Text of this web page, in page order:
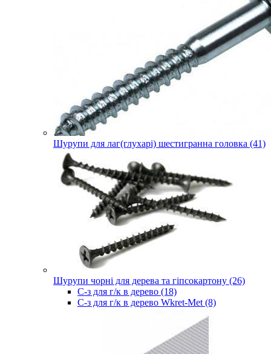
Шурупи для лаг(глухарі) шестигранна головка (41)
Шурупи чорні для дерева та гіпсокартону (26)
С-з для г/к в дерево (18)
С-з для г/к в дерево Wkret-Met (8)